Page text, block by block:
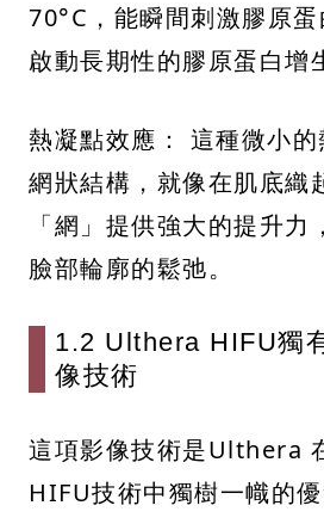
70°C，能瞬間刺激膠原
啟動長期性的膠原蛋白增
熱凝點效應： 這種微小
網狀結構，就像在肌底織
「網」提供強大的提升
臉部輪廓的鬆弛。
1.2 Ulthera HIFU獨
像技術
這項影像技術是Ulthera
HIFU技術中獨樹一幟的優